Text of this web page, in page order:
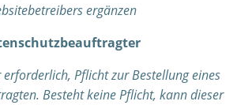
ergänzen
Pflicht zur Bestellung eines
Besteht keine Pflicht, kann dieser